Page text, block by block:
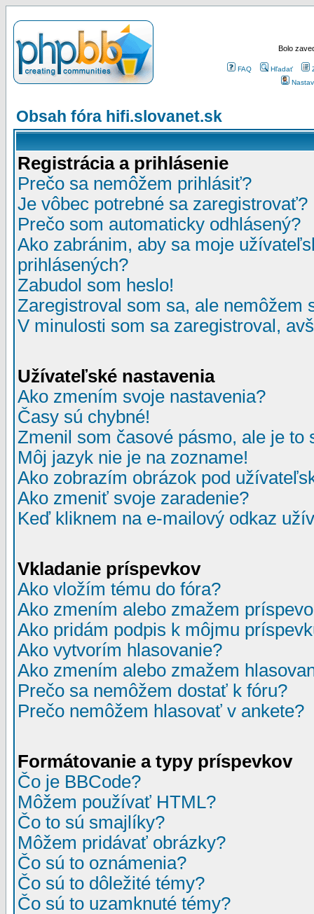
Bolo
FAQ Hľadať
Obsah fóra hifi.slovanet.sk
Registrácia a prihlásenie
Prečo sa nemôžem prihlásiť?
Je vôbec potrebné sa zaregistrovať?
Prečo som automaticky odhlásený?
Ako zabránim, aby sa moje
prihlásených?
Zabudol som heslo!
Zaregistroval som sa, ale nemôžem
V minulosti som sa zaregistroval,
Užívateľské nastavenia
Ako zmením svoje nastavenia?
Časy sú chybné!
Zmenil som časové pásmo, ale je to
Môj jazyk nie je na zozname!
Ako zobrazím obrázok pod
Ako zmeniť svoje zaradenie?
Keď kliknem na e-mailový odkaz
Vkladanie príspevkov
Ako vložím tému do fóra?
Ako zmením alebo zmažem
Ako pridám podpis k môjmu
Ako vytvorím hlasovanie?
Ako zmením alebo zmažem
Prečo sa nemôžem dostať k fóru?
Prečo nemôžem hlasovať v ankete?
Formátovanie a typy príspevkov
Čo je BBCode?
Môžem používať HTML?
Čo to sú smajlíky?
Môžem pridávať obrázky?
Čo sú to oznámenia?
Čo sú to dôležité témy?
Čo sú to uzamknuté témy?